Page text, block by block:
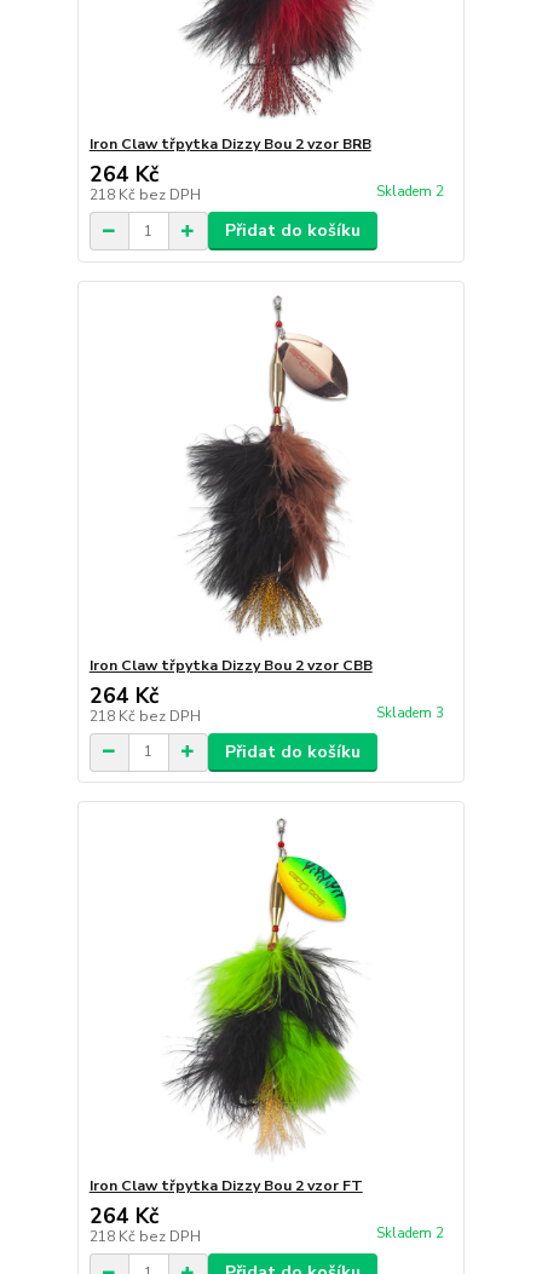
Iron Claw třpytka Dizzy Bou 2 vzor BRB
264 Kč
218 Kč bez DPH Skladem 2
Přidat do košíku
Iron Claw třpytka Dizzy Bou 2 vzor CBB
264 Kč
218 Kč bez DPH Skladem 3
Přidat do košíku
Iron Claw třpytka Dizzy Bou 2 vzor FT
264 Kč
218 Kč bez DPH Skladem 2